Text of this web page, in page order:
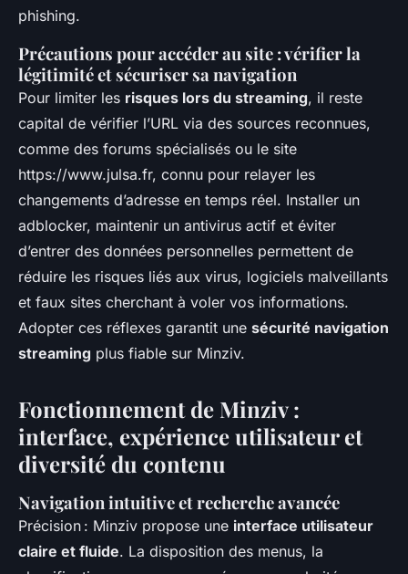
phishing.
Précautions pour accéder au site : vérifier la
légitimité et sécuriser sa navigation
Pour limiter les risques lors du streaming, il reste
capital de vérifier l’URL via des sources reconnues,
comme des forums spécialisés ou le site
https://www.julsa.fr, connu pour relayer les
changements d’adresse en temps réel. Installer un
adblocker, maintenir un antivirus actif et éviter
d’entrer des données personnelles permettent de
réduire les risques liés aux virus, logiciels malveillants
et faux sites cherchant à voler vos informations.
Adopter ces réflexes garantit une sécurité navigation
streaming plus fiable sur Minziv.
Fonctionnement de Minziv :
interface, expérience utilisateur et
diversité du contenu
Navigation intuitive et recherche avancée
Précision : Minziv propose une interface utilisateur
claire et fluide. La disposition des menus, la